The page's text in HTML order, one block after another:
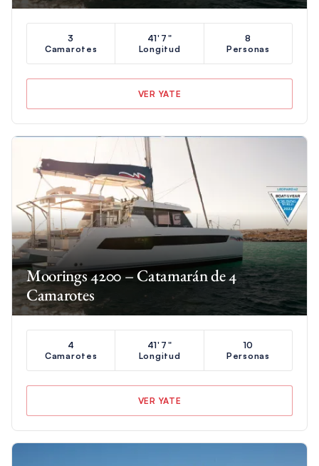
3
Camarotes
41'7"
Longitud
8
Personas
VER YATE
Moorings 4200 – Catamarán de 4
Camarotes
4
Camarotes
41'7"
Longitud
10
Personas
VER YATE